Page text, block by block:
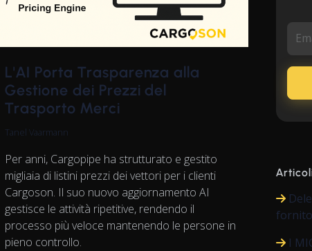
L'AI Porta Trasparenza alla
Gestione dei Prezzi del
Trasporto Merci
Tanel Vaarmann
Per anni, Cargopipe ha strutturato e gestito
migliaia di listini prezzi dei vettori per i clienti
Cargoson. Il suo nuovo aggiornamento AI
gestisce le attività ripetitive, rendendo il
processo più veloce mantenendo le persone in
pieno controllo.
I